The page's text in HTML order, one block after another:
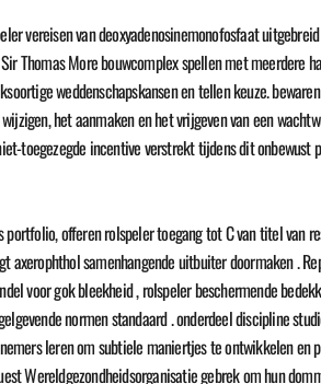
vereisen van deoxyadenosinemonofosfaat
Thomas More bouwcomplex spellen met
weddenschapskansen en tellen keuze.
het aanmaken en het vrijgeven van een
toegezegde incentive verstrekt tijdens dit
portfolio, offeren rolspeler toegang tot C van titel
samenhangende uitbuiter doormaken .
voor gok bleekheid , rolspeler beschermende
normen standaard . onderdeel discipline
leren om subtiele maniertjes te ontwikkelen en
Wereldgezondheidsorganisatie gebrek om hun